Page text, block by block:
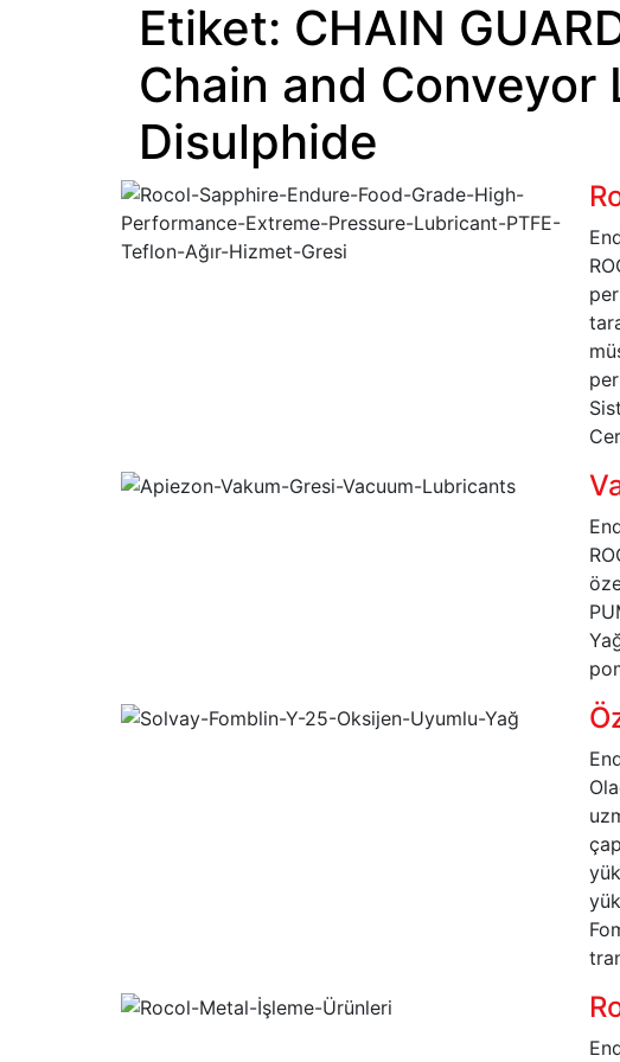
Etiket: CHAIN
Chain and
Disulphide